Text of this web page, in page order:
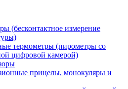
(бесконтактное измерение
термометры (пирометры со
цифровой камерой)
прицелы, монокуляры и